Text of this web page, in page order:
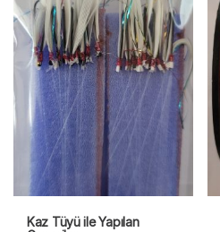
Kaz Tüyü ile Yapılan